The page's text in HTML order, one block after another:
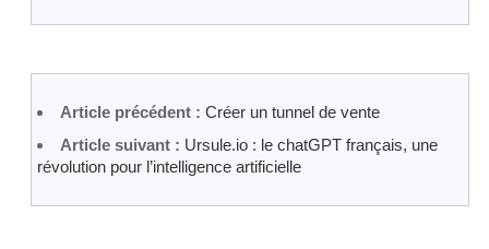
Article précédent : Créer un tunnel de vente
Article suivant : Ursule.io : le chatGPT français, une
révolution pour l’intelligence artificielle